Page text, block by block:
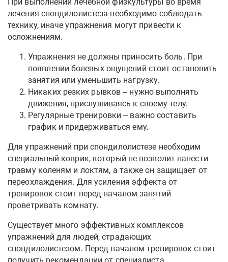
лечения спондилолистеза необходимо соблюдать
технику, иначе упражнения могут привести к
осложнениям.
Упражнения не должны приносить боль. При
появлении болевых ощущений стоит остановить
занятия или уменьшить нагрузку.
Никаких резких рывков – нужно выполнять
движения, прислушиваясь к своему телу.
Регулярные тренировки – важно составить
график и придерживаться ему.
Для упражнений при спондилолистезе необходим
специальный коврик, который не позволит нанести
травму коленям и локтям, а также он защищает от
переохлаждения. Для усиления эффекта от
тренировок стоит перед началом занятий
проветривать комнату.
Существует много эффективных комплексов
упражнений для людей, страдающих
спондилолистезом. Перед началом тренировок стоит
получить рекомендации от специалиста.